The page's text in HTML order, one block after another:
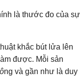
là thước đo của sự
khắc bút lửa lên
được. Mỗi sản
ng và gần như là duy